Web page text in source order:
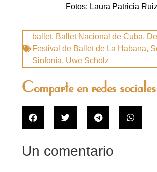
Fotos: Laura Patricia Ruiz
ballet, Ballet Nacional de Cuba,
Festival de Ballet de La Habana,
Sinfonía, Uwe Scholz
Comparte en redes
Un comentario